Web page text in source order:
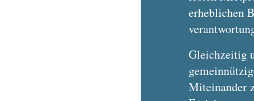
erheblichen
Gleichzeitig
Miteinander